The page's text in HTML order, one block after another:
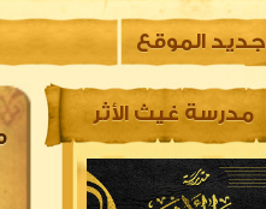
جديد الموقع
مدرسة غيث الأثر